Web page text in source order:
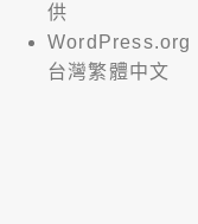
供
WordPress.org
台灣繁體中文